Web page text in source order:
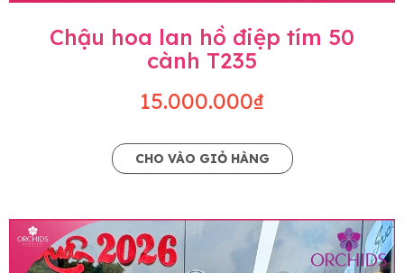
Chậu hoa lan hồ điệp tím 50
cành T235
15.000.000₫
CHO VÀO GIỎ HÀNG